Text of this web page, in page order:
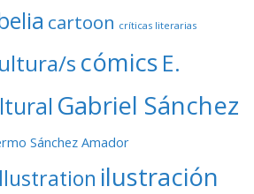
cartoon críticas literarias
s cómics E.
Gabriel Sánchez
Sánchez Amador
ilustración